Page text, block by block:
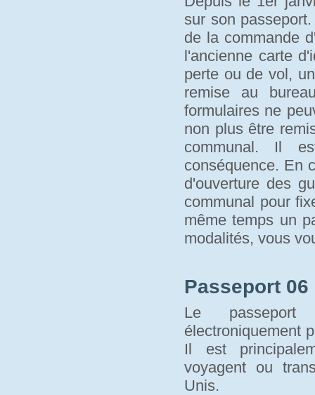
sur son
de la commande
l'ancienne carte
perte ou de vol,
remise au
formulaires ne
non plus être
communal. Il
conséquence. En
d'ouverture des
communal pour
même temps un
modalités, vous
Passeport
Le
électroniquement
Il est
voyagent ou
Unis.